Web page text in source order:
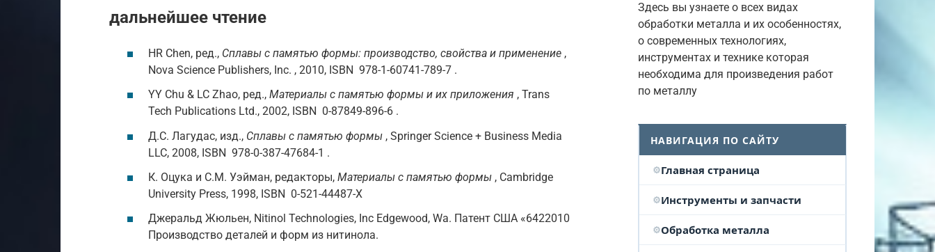
дальнейшее чтение
HR Chen, ред., Сплавы с памятью формы: производство, свойства и применение ,
Nova Science Publishers, Inc. , 2010, ISBN 978-1-60741-789-7 .
YY Chu & LC Zhao, ред., Материалы с памятью формы и их приложения , Trans
Tech Publications Ltd., 2002, ISBN 0-87849-896-6 .
Д.С. Лагудас, изд., Сплавы с памятью формы , Springer Science + Business Media
LLC, 2008, ISBN 978-0-387-47684-1 .
К. Оцука и С.М. Уэйман, редакторы, Материалы с памятью формы , Cambridge
University Press, 1998, ISBN 0-521-44487-X
Джеральд Жюльен, Nitinol Technologies, Inc Edgewood, Wa. Патент США «6422010
Производство деталей и форм из нитинола.
Здесь вы узнаете о всех видах
обработки металла и их особенностях,
о современных технологиях,
инструментах и технике которая
необходима для произведения работ
по металлу
НАВИГАЦИЯ ПО САЙТУ
Главная страница
Инструменты и запчасти
Обработка металла